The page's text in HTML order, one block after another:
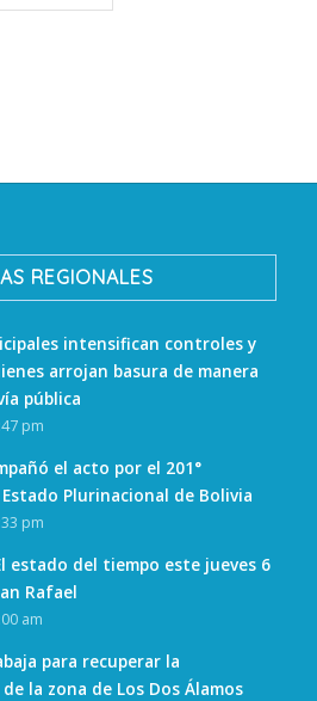
REGIONALES
intensifican controles y
arrojan basura de manera
pública
pm
el acto por el 201°
Plurinacional de Bolivia
pm
estado del tiempo este jueves 6
Rafael
am
para recuperar la
la zona de Los Dos Álamos